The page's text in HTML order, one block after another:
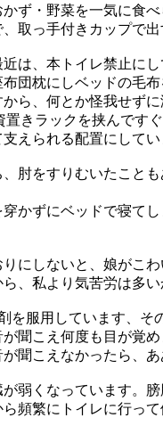
ず・野菜を一気に食べ
取っ手付きカップで
は、本トイレ禁止に
団枕にしベッドの毛
ら、何とか怪我せずに
きラックを挟んですぐ
えられる配置にしてい
肘をすりむいたこと
かずにベッドで寝て
にしないと、娘が
、私より気苦労は多い
服用しています、そ
聞こえ何度も目が覚め
聞こえなかったら、あ
弱くなっています。
頻繁にトイレに行って